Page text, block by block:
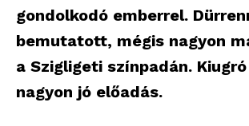
gondolkodó emberrel.
bemutatott, mégis nagyon
a Szigligeti színpadán.
nagyon jó előadás.